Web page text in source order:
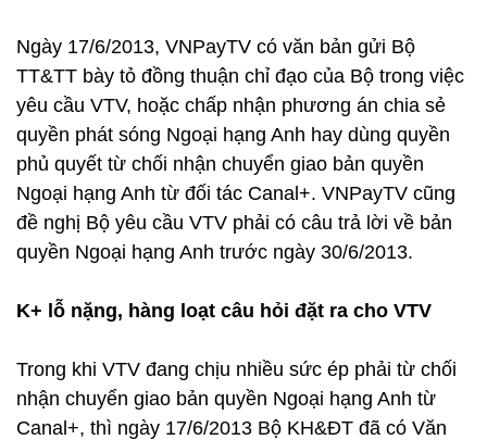
Ngày 17/6/2013, VNPayTV có văn bản gửi Bộ
TT&TT bày tỏ đồng thuận chỉ đạo của Bộ trong việc
yêu cầu VTV, hoặc chấp nhận phương án chia sẻ
quyền phát sóng Ngoại hạng Anh hay dùng quyền
phủ quyết từ chối nhận chuyển giao bản quyền
Ngoại hạng Anh từ đối tác Canal+. VNPayTV cũng
đề nghị Bộ yêu cầu VTV phải có câu trả lời về bản
quyền Ngoại hạng Anh trước ngày 30/6/2013.
K+ lỗ nặng, hàng loạt câu hỏi đặt ra cho VTV
Trong khi VTV đang chịu nhiều sức ép phải từ chối
nhận chuyển giao bản quyền Ngoại hạng Anh từ
Canal+, thì ngày 17/6/2013 Bộ KH&ĐT đã có Văn